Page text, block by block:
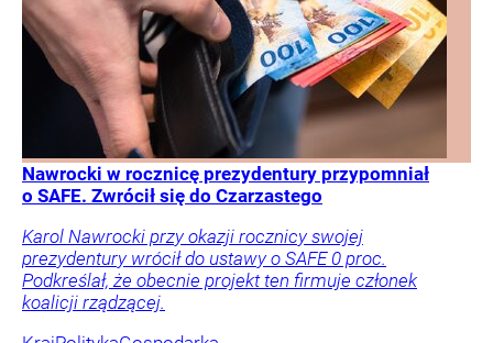
Nawrocki w rocznicę prezydentury przypomniał
o SAFE. Zwrócił się do Czarzastego
Karol Nawrocki przy okazji rocznicy swojej
prezydentury wrócił do ustawy o SAFE 0 proc.
Podkreślał, że obecnie projekt ten firmuje członek
koalicji rządzącej.